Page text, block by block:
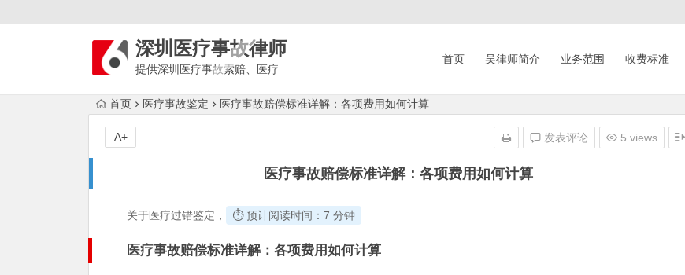
深圳医疗事故律师
提供深圳医疗事故索赔、医疗
诉讼等服务，吴律师：136 9989 1697
首页 吴律师简介 业务范围 收费标准
首页 医疗事故鉴定 医疗事故赔偿标准详解：各项费用如何计算
医疗事故赔偿标准详解：各项费用如何计算
发表评论 5 views
A+
关于医疗过错鉴定， ⏱️ 预计阅读时间：7 分钟
医疗事故赔偿标准详解：各项费用如何计算